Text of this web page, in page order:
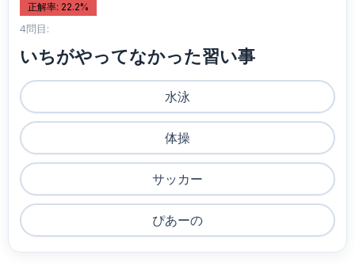
正解率: 22.2%
4問目:
いちがやってなかった習い事
水泳
体操
サッカー
ぴあーの